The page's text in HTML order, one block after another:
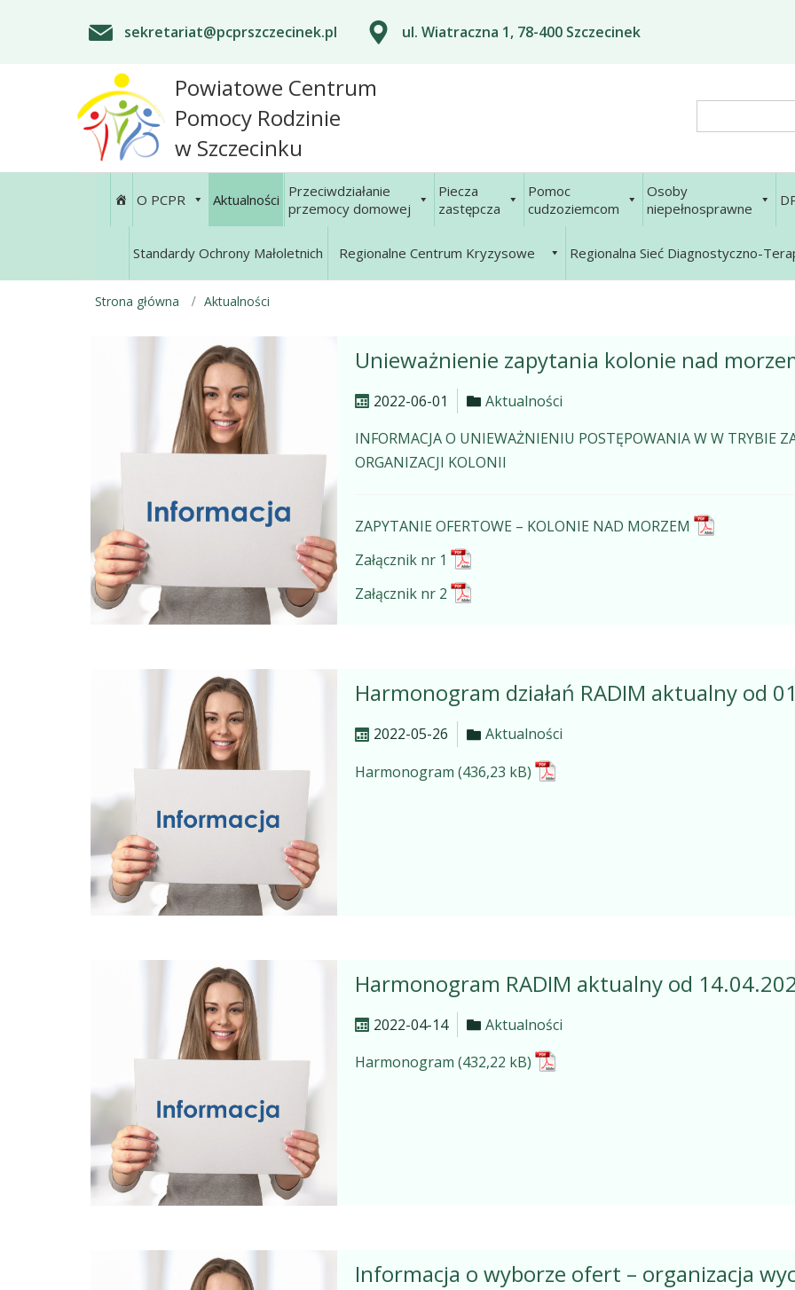
sekretariat@pcprszczecinek.pl ul. Wiatraczna 1, 78-400 Szczecinek
Powiatowe Centrum
Pomocy Rodzinie
w Szczecinku
O PCPR Aktualności Przeciwdziałanie
przemocy domowej
Piecza
zastępcza
Pomoc
cudzoziemcom
Osoby
niepełnosprawne
Standardy Ochrony Małoletnich Regionalne Centrum Kryzysowe Regionalna Sieć Diagnostyczno-
Strona główna Aktualności
Unieważnienie zapytania kolonie nad
2022-06-01
Aktualności
INFORMACJA O UNIEWAŻNIENIU POSTĘPOWANIA W W TRYBIE
ORGANIZACJI KOLONII
ZAPYTANIE OFERTOWE – KOLONIE NAD MORZEM
Załącznik nr 1
Załącznik nr 2
Harmonogram działań RADIM aktualny od
2022-05-26
Aktualności
Harmonogram
Harmonogram RADIM aktualny od
2022-04-14
Aktualności
Harmonogram
Informacja o wyborze ofert – organizacja